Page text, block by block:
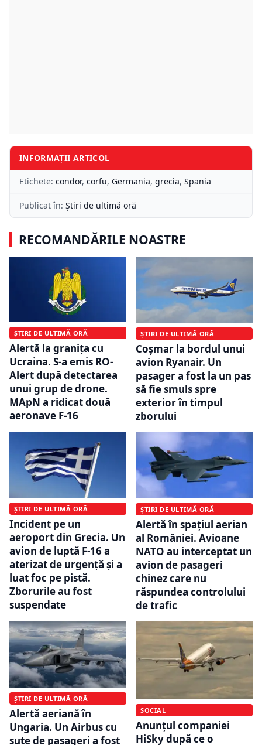
INFORMAȚII ARTICOL
Etichete: condor, corfu, Germania, grecia, Spania
Publicat în: Știri de ultimă oră
RECOMANDĂRILE NOASTRE
ȘTIRI DE ULTIMĂ ORĂ
Alertă la granița cu
Ucraina. S-a emis RO-
Alert după detectarea
unui grup de drone.
MApN a ridicat două
aeronave F-16
ȘTIRI DE ULTIMĂ ORĂ
Coșmar la bordul unui
avion Ryanair. Un
pasager a fost la un pas
să fie smuls spre
exterior în timpul
zborului
ȘTIRI DE ULTIMĂ ORĂ
Incident pe un
aeroport din Grecia. Un
avion de luptă F-16 a
aterizat de urgență și a
luat foc pe pistă.
Zborurile au fost
suspendate
ȘTIRI DE ULTIMĂ ORĂ
Alertă în spațiul aerian
al României. Avioane
NATO au interceptat un
avion de pasageri
chinez care nu
răspundea controlului
de trafic
ȘTIRI DE ULTIMĂ ORĂ
Alertă aeriană în
Ungaria. Un Airbus cu
sute de pasageri a fost
SOCIAL
Anunțul companiei
HiSky după ce o